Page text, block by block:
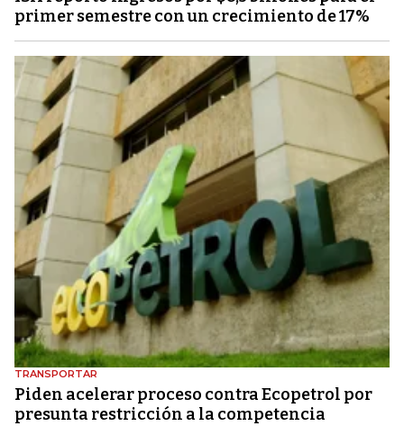
primer semestre con un crecimiento de 17%
TRANSPORTAR
Piden acelerar proceso contra Ecopetrol por
presunta restricción a la competencia